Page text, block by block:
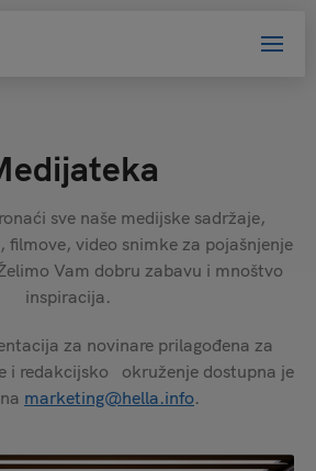
sve naše medijske sadržaje,
video snimke za pojašnjenje
Vam dobru zabavu i mnoštvo
inspiracija.
za novinare prilagođena za
i redakcijsko okruženje dostupna je
marketing@hella.info.